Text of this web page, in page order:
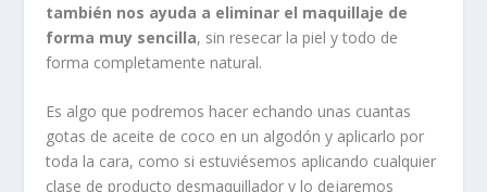
también nos ayuda a eliminar el maquillaje de
forma muy sencilla, sin resecar la piel y todo de
forma completamente natural.
Es algo que podremos hacer echando unas cuantas
gotas de aceite de coco en un algodón y aplicarlo por
toda la cara, como si estuviésemos aplicando cualquier
clase de producto desmaquillador y lo dejaremos